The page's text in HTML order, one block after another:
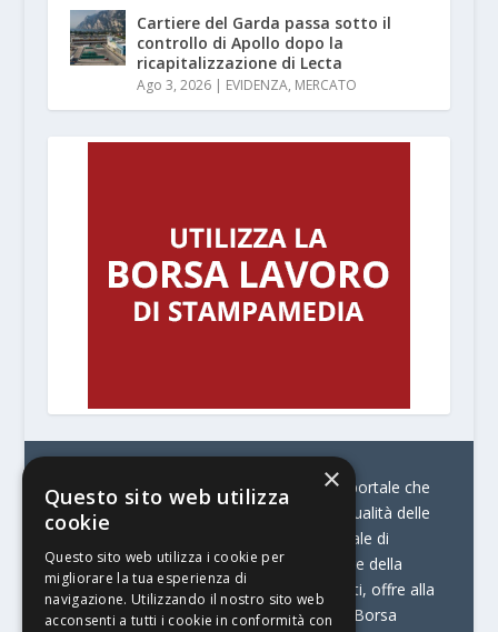
Cartiere del Garda passa sotto il
controllo di Apollo dopo la
ricapitalizzazione di Lecta
Ago 3, 2026| EVIDENZA, MERCATO
© Stratego Group –
stampamedia.net è il portale che
racconta le innovazioni tecnologiche e l’attualità delle
aziende di stampa e di converting. È il portale di
riferimento per chi opera in Italia nel settore della
comunicazione stampata. Oltre ai contenuti, offre alla
propria community diversi servizi come:
la Borsa
×
Questo sito web utilizza
cookie
Questo sito web utilizza i cookie per
migliorare la tua esperienza di
navigazione. Utilizzando il nostro sito web
acconsenti a tutti i cookie in conformità con